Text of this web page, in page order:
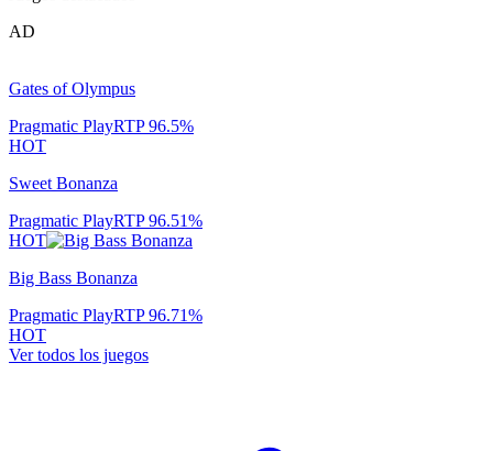
AD
Gates of Olympus
Pragmatic PlayRTP96.5%
HOT
Sweet Bonanza
Pragmatic PlayRTP96.51%
HOT
Big Bass Bonanza
Pragmatic PlayRTP96.71%
HOT
Ver todos los juegos